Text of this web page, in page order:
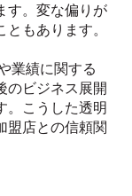
す。変な偏りが
もあります。
業績に関する
のビジネス展開
。こうした透明
盟店との信頼関